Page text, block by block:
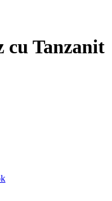
cu Tanzanit